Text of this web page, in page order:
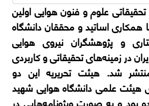
علوم و فنون هوایی اولین
در سال ۱۳۷۷ با همکاری اساتید و محققان دانشگاه
و پژوهشگران نیروی هوایی
در زمینه‌های تحقیقاتی و کاربردی
شد. هیئت تحریریه این دو
هیئت علمی دانشگاه هوایی شهید